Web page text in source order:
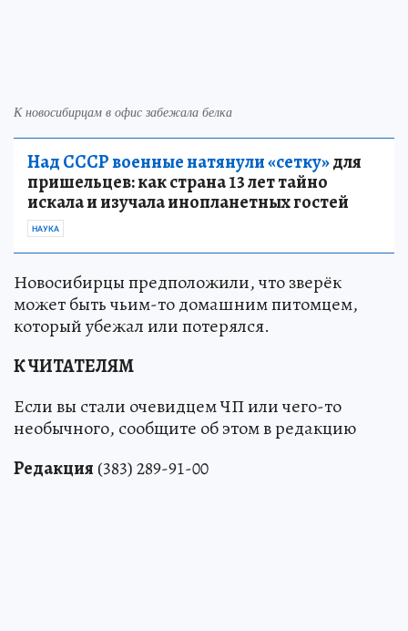
К новосибирцам в офис забежала белка
Над СССР военные натянули «сетку»для
пришельцев: как страна 13 лет тайно
искала и изучала инопланетных гостей
НАУКА
Новосибирцы предположили, что зверёк
может быть чьим-то домашним питомцем,
который убежал или потерялся.
К ЧИТАТЕЛЯМ
Если вы стали очевидцем ЧП или чего-то
необычного, сообщите об этом в редакцию
Редакция (383) 289-91-00